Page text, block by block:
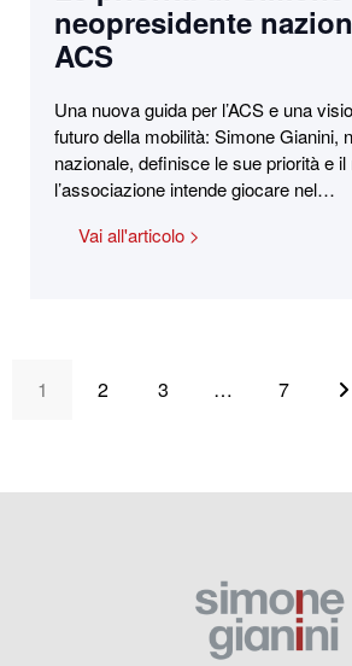
neopresidente
ACS
Una nuova guida per l’ACS e una
futuro della mobilità: Simone Gianini,
nazionale, definisce le sue priorità e
l’associazione intende giocare nel…
Vai all'articolo >
1 2 3 … 7